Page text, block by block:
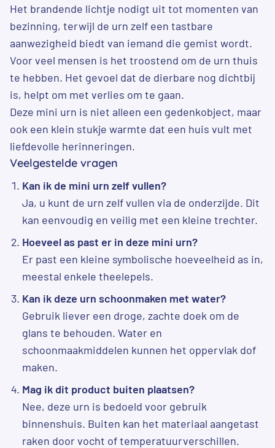
Het brandende lichtje nodigt uit tot momenten van
bezinning, terwijl de urn zelf een tastbare
aanwezigheid biedt van iemand die gemist wordt.
Voor veel mensen is het troostend om de urn thuis
te hebben. Het gevoel dat de dierbare nog dichtbij
is, helpt om met verlies om te gaan.
Deze mini urn is niet alleen een gedenkobject, maar
ook een klein stukje warmte dat een huis vult met
liefdevolle herinneringen.
Veelgestelde vragen
Kan ik de mini urn zelf vullen?
Ja, u kunt de urn zelf vullen via de onderzijde. Dit
kan eenvoudig en veilig met een kleine trechter.
Hoeveel as past er in deze mini urn?
Er past een kleine symbolische hoeveelheid as in,
meestal enkele theelepels.
Kan ik deze urn schoonmaken met water?
Gebruik liever een droge, zachte doek om de
glans te behouden. Water en
schoonmaakmiddelen kunnen het oppervlak dof
maken.
Mag ik dit product buiten plaatsen?
Nee, deze urn is bedoeld voor gebruik
binnenshuis. Buiten kan het materiaal aangetast
raken door vocht of temperatuurverschillen.